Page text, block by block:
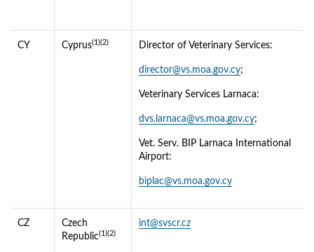
CY Cyprus(1)(2) Director of Veterinary Services:
director@vs.moa.gov.cy;
Veterinary Services Larnaca:
dvs.larnaca@vs.moa.gov.cy;
Vet. Serv. BIP Larnaca International
Airport:
biplac@vs.moa.gov.cy
CZ
Czech
Republic(1)(2)
int@svscr.cz